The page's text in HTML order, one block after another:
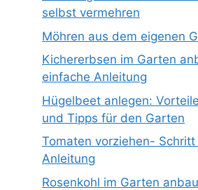
selbst vermehren
Möhren aus dem eigenen
Kichererbsen im Garten
einfache Anleitung
Hügelbeet anlegen:
und Tipps für den Garten
Tomaten vorziehen-
Anleitung
Rosenkohl im Garten